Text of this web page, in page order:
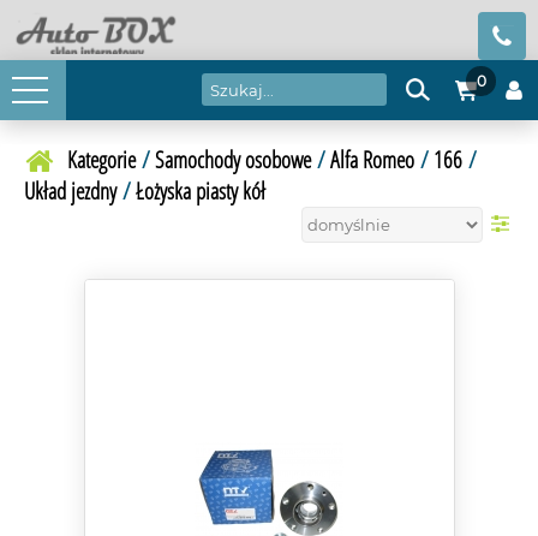
0
Kategorie/Samochody osobowe/Alfa Romeo/ 166/
Układ jezdny/Łożyska piasty kół